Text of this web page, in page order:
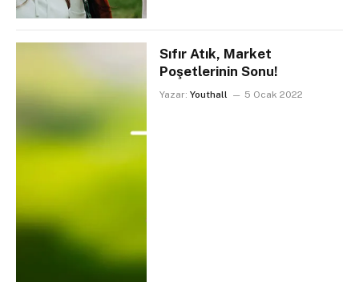
Sıfır Atık, Market
Poşetlerinin Sonu!
Yazar: Youthall 5 Ocak 2022